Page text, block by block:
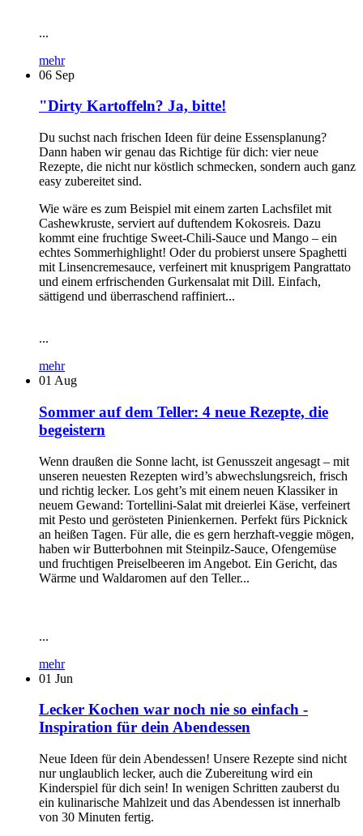
...
mehr
06 Sep
"Dirty Kartoffeln? Ja, bitte!
Du suchst nach frischen Ideen für deine Essensplanung?
Dann haben wir genau das Richtige für dich: vier neue
Rezepte, die nicht nur köstlich schmecken, sondern auch ganz
easy zubereitet sind.
Wie wäre es zum Beispiel mit einem zarten Lachsfilet mit
Cashewkruste, serviert auf duftendem Kokosreis. Dazu
kommt eine fruchtige Sweet-Chili-Sauce und Mango – ein
echtes Sommerhighlight! Oder du probierst unsere Spaghetti
mit Linsencremesauce, verfeinert mit knusprigem Pangrattato
und einem erfrischenden Gurkensalat mit Dill. Einfach,
sättigend und überraschend raffiniert...
...
mehr
01 Aug
Sommer auf dem Teller: 4 neue Rezepte, die
begeistern
Wenn draußen die Sonne lacht, ist Genusszeit angesagt – mit
unseren neuesten Rezepten wird’s abwechslungsreich, frisch
und richtig lecker. Los geht’s mit einem neuen Klassiker in
neuem Gewand: Tortellini-Salat mit dreierlei Käse, verfeinert
mit Pesto und gerösteten Pinienkernen. Perfekt fürs Picknick
an heißen Tagen. Für alle, die es gern herzhaft-veggie mögen,
haben wir Butterbohnen mit Steinpilz-Sauce, Ofengemüse
und fruchtigen Preiselbeeren im Angebot. Ein Gericht, das
Wärme und Waldaromen auf den Teller...
...
mehr
01 Jun
Lecker Kochen war noch nie so einfach -
Inspiration für dein Abendessen
Neue Ideen für dein Abendessen! Unsere Rezepte sind nicht
nur unglaublich lecker, auch die Zubereitung wird ein
Kinderspiel für dich sein! In wenigen Schritten zauberst du
ein kulinarische Mahlzeit und das Abendessen ist innerhalb
von 30 Minuten fertig.